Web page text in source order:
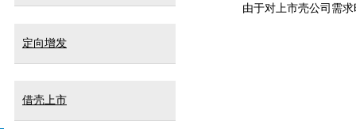
由于对上市壳公司需
定向增发
借壳上市